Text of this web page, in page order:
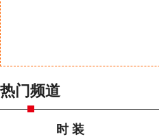
热门频道
时 装